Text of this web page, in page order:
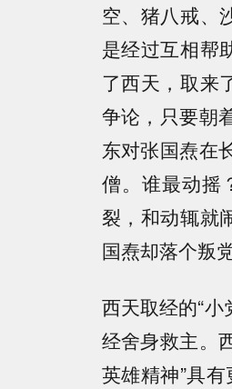
空、猪八戒、
是经过互相帮
了西天，取来
争论，只要朝
东对张国焘在
僧。谁最动摇
裂，和动辄就
国焘却落个叛
西天取经的“
经舍身救主。
英雄精神”具